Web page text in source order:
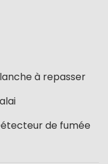
à repasser
de fumée